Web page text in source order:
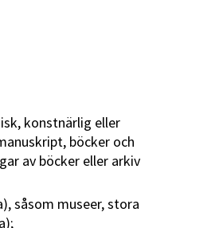
konstnärlig eller
böcker och
av böcker eller arkiv
såsom museer, stora